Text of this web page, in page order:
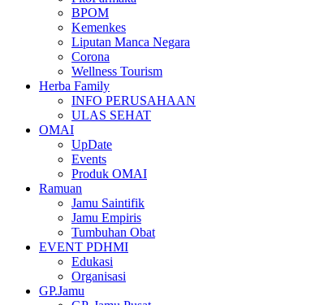
BPOM
Kemenkes
Liputan Manca Negara
Corona
Wellness Tourism
Herba Family
INFO PERUSAHAAN
ULAS SEHAT
OMAI
UpDate
Events
Produk OMAI
Ramuan
Jamu Saintifik
Jamu Empiris
Tumbuhan Obat
EVENT PDHMI
Edukasi
Organisasi
GP.Jamu